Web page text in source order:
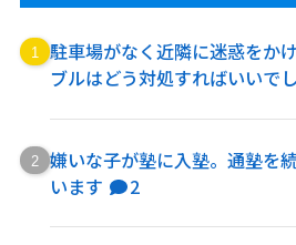
駐車場がなく近隣に迷惑をか
ブルはどう対処すればいいで
嫌いな子が塾に入塾。通塾を
います
2